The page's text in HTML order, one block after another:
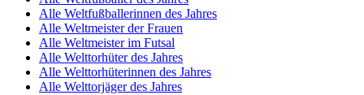
Alle Weltfußballerinnen des Jahres
Alle Weltmeister der Frauen
Alle Weltmeister im Futsal
Alle Welttorhüter des Jahres
Alle Welttorhüterinnen des Jahres
Alle Welttorjäger des Jahres